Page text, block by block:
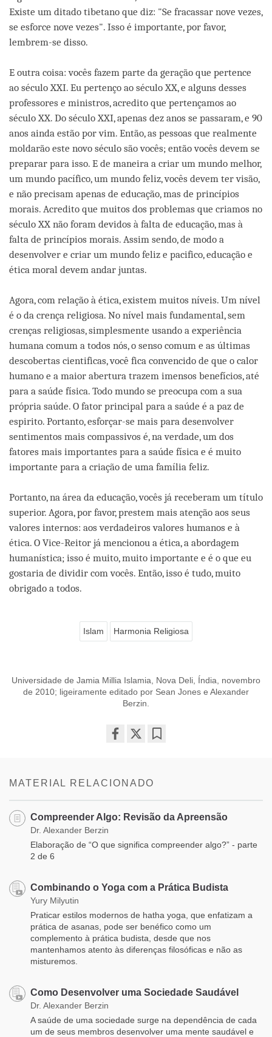
Existe um ditado tibetano que diz: "Se fracassar nove vezes,
se esforce nove vezes". Isso é importante, por favor,
lembrem-se disso.
E outra coisa: vocês fazem parte da geração que pertence
ao século XXI. Eu pertenço ao século XX, e alguns desses
professores e ministros, acredito que pertençamos ao
século XX. Do século XXI, apenas dez anos se passaram, e 90
anos ainda estão por vim. Então, as pessoas que realmente
moldarão este novo século são vocês; então vocês devem se
preparar para isso. E de maneira a criar um mundo melhor,
um mundo pacífico, um mundo feliz, vocês devem ter visão,
e não precisam apenas de educação, mas de princípios
morais. Acredito que muitos dos problemas que criamos no
século XX não foram devidos à falta de educação, mas à
falta de princípios morais. Assim sendo, de modo a
desenvolver e criar um mundo feliz e pacifico, educação e
ética moral devem andar juntas.
Agora, com relação à ética, existem muitos níveis. Um nível
é o da crença religiosa. No nível mais fundamental, sem
crenças religiosas, simplesmente usando a experiência
humana comum a todos nós, o senso comum e as últimas
descobertas cientificas, você fica convencido de que o calor
humano e a maior abertura trazem imensos benefícios, até
para a saúde física. Todo mundo se preocupa com a sua
própria saúde. O fator principal para a saúde é a paz de
espirito. Portanto, esforçar-se mais para desenvolver
sentimentos mais compassivos é, na verdade, um dos
fatores mais importantes para a saúde física e é muito
importante para a criação de uma família feliz.
Portanto, na área da educação, vocês já receberam um título
superior. Agora, por favor, prestem mais atenção aos seus
valores internos: aos verdadeiros valores humanos e à
ética. O Vice-Reitor já mencionou a ética, a abordagem
humanística; isso é muito, muito importante e é o que eu
gostaria de dividir com vocês. Então, isso é tudo, muito
obrigado a todos.
Islam Harmonia Religiosa
Universidade de Jamia Millia Islamia, Nova Deli, Índia, novembro
de 2010; ligeiramente editado por Sean Jones e Alexander
Berzin.
MATERIAL RELACIONADO
Compreender Algo: Revisão da Apreensão
Dr. Alexander Berzin
Elaboração de “O que significa compreender algo?” - parte
2 de 6
Combinando o Yoga com a Prática Budista
Yury Milyutin
Praticar estilos modernos de hatha yoga, que enfatizam a
prática de asanas, pode ser benéfico como um
complemento à prática budista, desde que nos
mantenhamos atento às diferenças filosóficas e não as
misturemos.
Como Desenvolver uma Sociedade Saudável
Dr. Alexander Berzin
A saúde de uma sociedade surge na dependência de cada
um de seus membros desenvolver uma mente saudável e